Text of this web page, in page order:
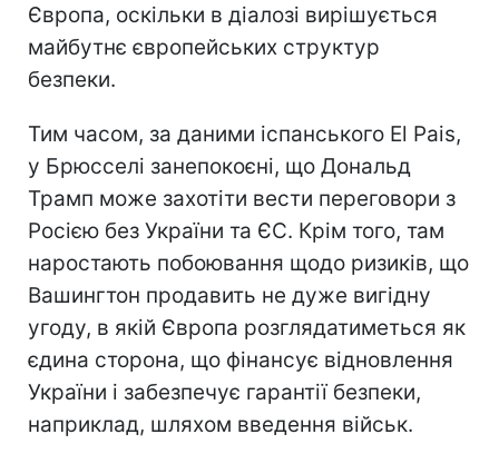
Європа, оскільки в діалозі вирішується
майбутнє європейських структур
безпеки.
Тим часом, за даними іспанського El Pais,
у Брюсселі занепокоєні, що Дональд
Трамп може захотіти вести переговори з
Росією без України та ЄС. Крім того, там
наростають побоювання щодо ризиків, що
Вашингтон продавить не дуже вигідну
угоду, в якій Європа розглядатиметься як
єдина сторона, що фінансує відновлення
України і забезпечує гарантії безпеки,
наприклад, шляхом введення військ.